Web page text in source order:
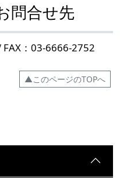
問合せ先
：03-6666-2752
▲このページのTOPへ